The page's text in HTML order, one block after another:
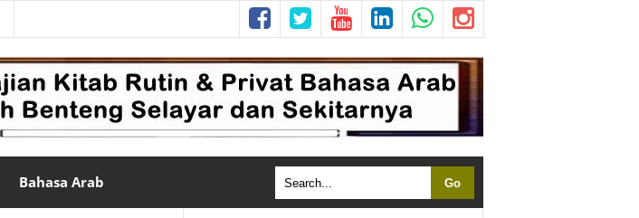
Bahasa Arab